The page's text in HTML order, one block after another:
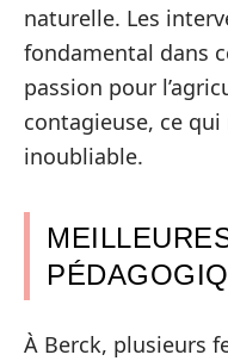
naturelle. Les
fondamental dans
passion pour
contagieuse, ce
inoubliable.
À Berck, plusieurs